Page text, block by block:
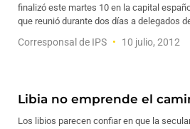
finalizó este martes 10 en la capital
que reunió durante dos días a delegados
Corresponsal de IPS 10 julio, 2012
Libia no emprende el
Los libios parecen confiar en que la